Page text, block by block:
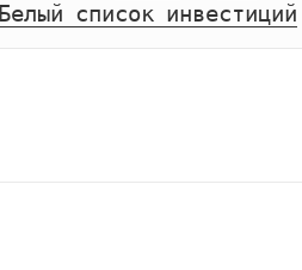
Белый список инвестиций